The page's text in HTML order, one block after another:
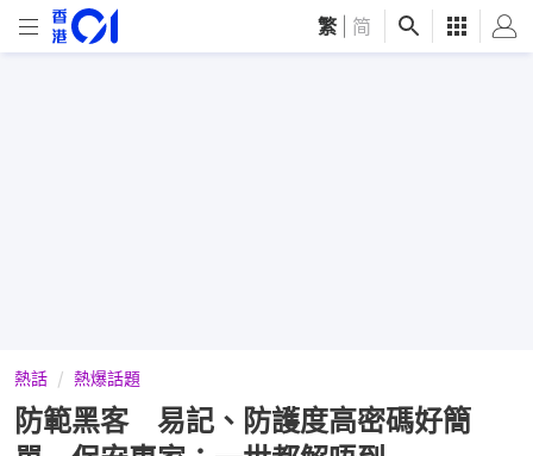
繁 简
熱話 熱爆話題
防範黑客 易記、防護度高密碼好簡